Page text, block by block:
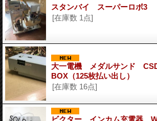
スタンバイ スーパーロボ3
[在庫数 1点]
大一電機 メダルサンド
BOX（125枚払い出し）
[在庫数 16点]
ビクター インカム充電器